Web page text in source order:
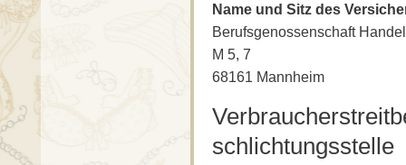
Name und Sitz des
Berufsgenossenschaft
M 5, 7
68161 Mannheim
schlichtungs­stelle